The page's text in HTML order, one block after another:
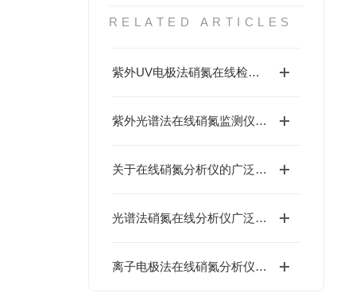
RELATED ARTICLES
紫外UV电极法硝氮在线检测仪的应用领域介绍
紫外光谱法在线硝氮监测仪的主要应用场景介绍
关于在线硝氮分析仪的广泛应用
光谱法硝氮在线分析仪广泛应用于污水处理/环境监测及工业过程控制等领域
离子电极法在线硝氮分析仪的安全使用须知